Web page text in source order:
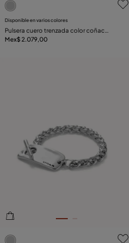
Disponible en varios colores
Pulsera cuero trenzada color coñac
bañada en plata de ley
Mex$ 2.079,00
5de 5 Valoración del cliente